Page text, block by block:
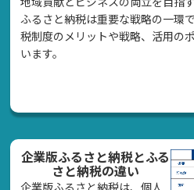
ふるさと納税は重要な戦略の一環
税制度のメリットや戦略、活用の
います。
企業版ふるさと納税とふる
さと納税の違い